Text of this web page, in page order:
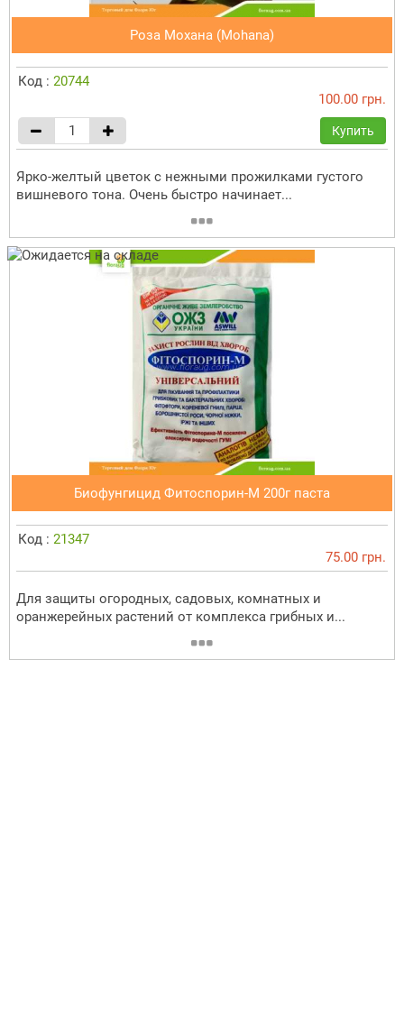
Роза Мохана (Mohana)
Код : 20744
100.00 грн.
Купить
Ярко-желтый цветок с нежными прожилками густого
вишневого тона. Очень быстро начинает...
Биофунгицид Фитоспорин-М 200г паста
Код : 21347
75.00 грн.
Для защиты огородных, садовых, комнатных и
оранжерейных растений от комплекса грибных и...